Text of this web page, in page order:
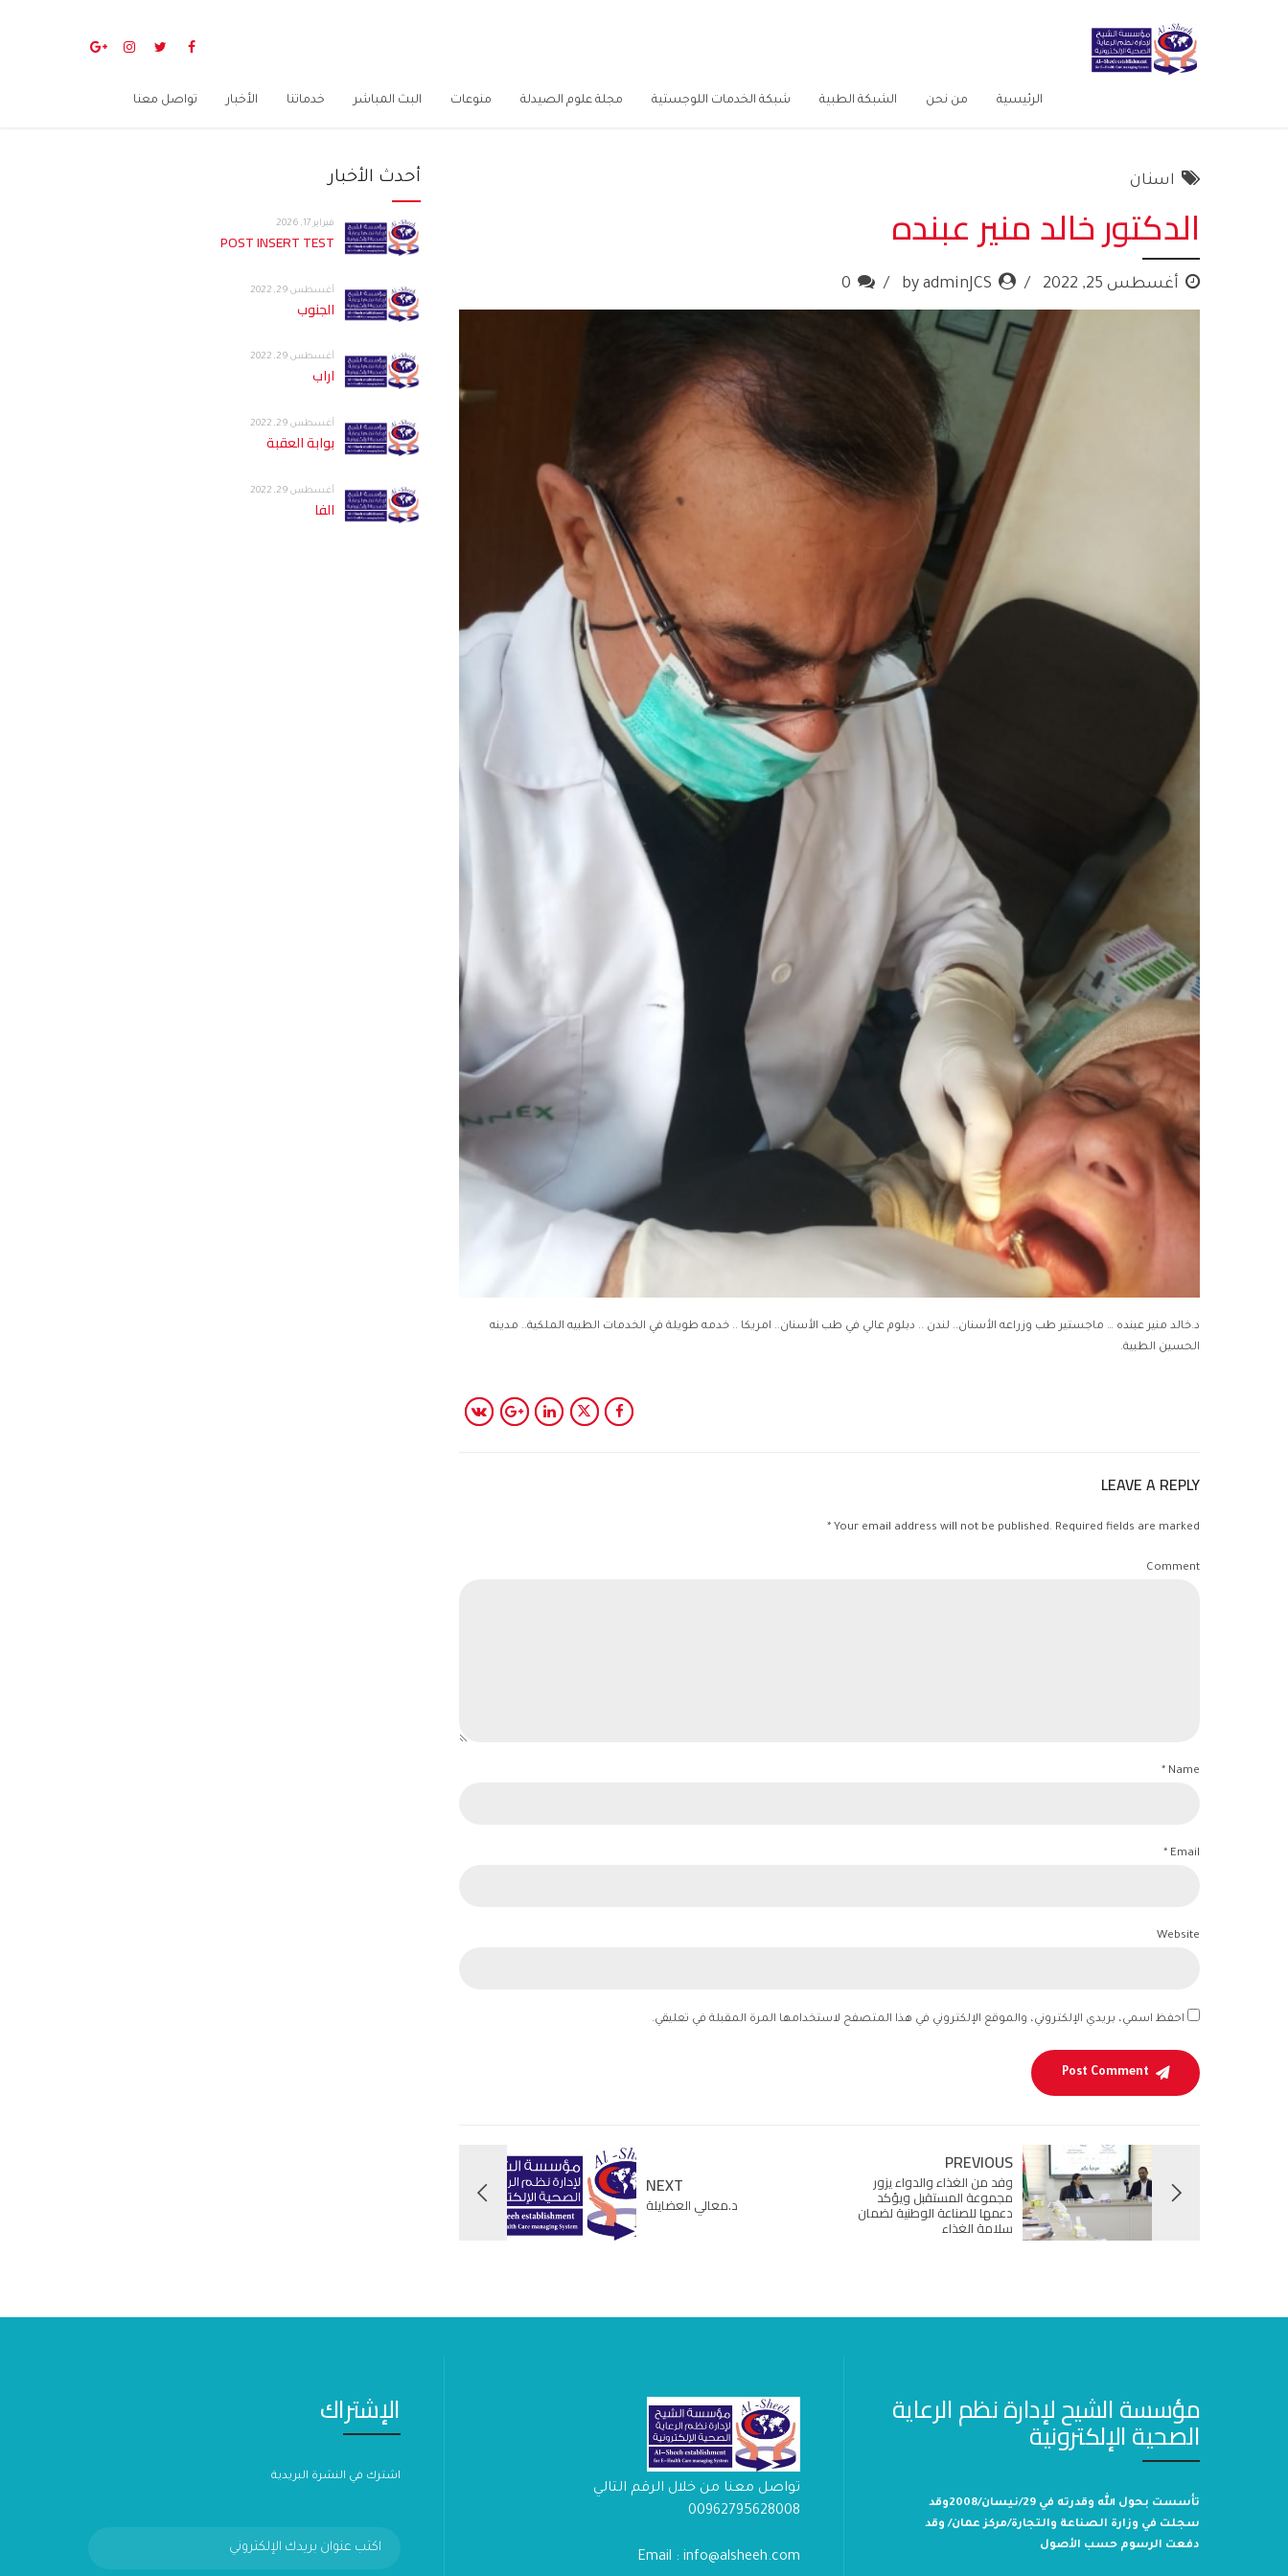
الرئيسية من نحن الشبكة الطبية شبكة الخدمات اللوجستية مجلة علوم الصيدلة منوعات البث المباشر خدماتنا الأخبار تواصل معنا
اسنان
الدكتور خالد منير عبنده
أغسطس 25, 2022 by adminJCS
0
د.خالد منير عبنده … ماجستير طب وزراعه الأسنان.. لندن .. دبلوم عالي في طب الأسنان.. امريكا .. خدمه طويلة في الخدمات الطبيه الملكية.. مدينه
الحسين الطبية.
LEAVE A REPLY
Your email address will not be published. Required fields are marked *
Comment
Name *
Email *
Website
احفظ اسمي، بريدي الإلكتروني، والموقع الإلكتروني في هذا المتصفح لاستخدامها المرة المقبلة في تعليقي.
Post Comment
PREVIOUS
وفد من الغذاء والدواء يزور
مجموعة المستقبل ويؤكد
دعمها للصناعة الوطنية لضمان
سلامة الغذاء
NEXT
د.معالي العضايلة
أحدث الأخبار
فبراير 17, 2026
POST INSERT TEST
أغسطس 29, 2022
الجنوب
أغسطس 29, 2022
اراب
أغسطس 29, 2022
بوابة العقبة
أغسطس 29, 2022
الفا
مؤسسة الشيح لإدارة نظم الرعاية
الصحية الإلكترونية
تأسست بحول الله وقدرته في 29/نيسان/2008وقد
سجلت في وزارة الصناعة والتجارة/مركز عمان/ وقد
دفعت الرسوم حسب الأصول
تواصل معنا من خلال الرقم التالي
00962795628008
Email : info@alsheeh.com
الإشتراك
اشترك في النشرة البريدية